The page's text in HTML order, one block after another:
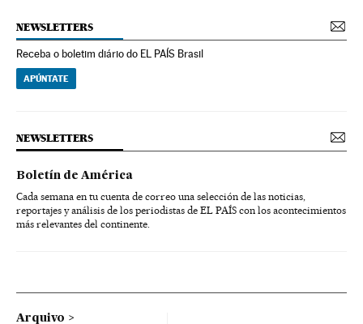
NEWSLETTERS
Receba o boletim diário do EL PAÍS Brasil
APÚNTATE
NEWSLETTERS
Boletín de América
Cada semana en tu cuenta de correo una selección de las noticias,
reportajes y análisis de los periodistas de EL PAÍS con los acontecimientos
más relevantes del continente.
Arquivo